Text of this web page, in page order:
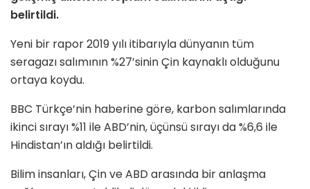
belirtildi.
Yeni bir rapor 2019 yılı itibarıyla dünyanın tüm
seragazı salımının %27’sinin Çin kaynaklı olduğunu
ortaya koydu.
BBC Türkçe’nin haberine göre, karbon salımlarında
ikinci sırayı %11 ile ABD’nin, üçünsü sırayı da %6,6 ile
Hindistan’ın aldığı belirtildi.
Bilim insanları, Çin ve ABD arasında bir anlaşma